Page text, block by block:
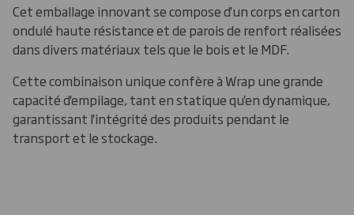
Cet emballage innovant se compose d'un corps en carton
ondulé haute résistance et de parois de renfort réalisées
dans divers matériaux tels que le bois et le MDF.
Cette combinaison unique confère à Wrap une grande
capacité d'empilage, tant en statique qu'en dynamique,
garantissant l'intégrité des produits pendant le
transport et le stockage.